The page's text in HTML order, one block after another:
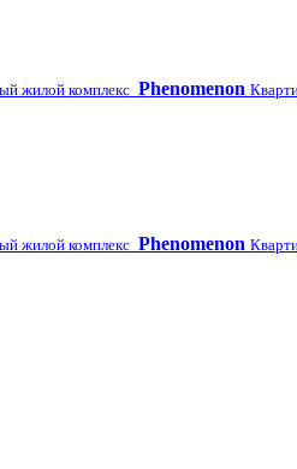
жилой комплекс Phenomenon
жилой комплекс Phenomenon